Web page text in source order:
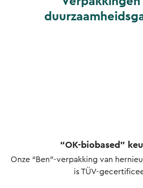
“OK-biobased”
Onze “Ben”-verpakking van
is TÜV-